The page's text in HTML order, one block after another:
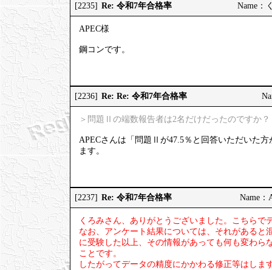
[2235] Re: 令和7年合格率 Name：
APEC様
鋼コンです。
[2236] Re: Re: 令和7年合格率
＞問題Ⅱの端数報告者は2名だけだったのですか？
APECさんは「問題Ⅱが47.5％と回答いただいた
ます。
[2237] Re: 令和7年合格率 Name：
くろみさん、ありがとうございました。こちらで
なお、アンケート結果については、それがある
に受験した以上、その情報があっても何も変わ
ことです。
したがってデータの精度にかかわる修正等はし